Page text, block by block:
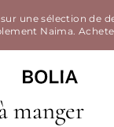
une sélection de
Naima.
manger